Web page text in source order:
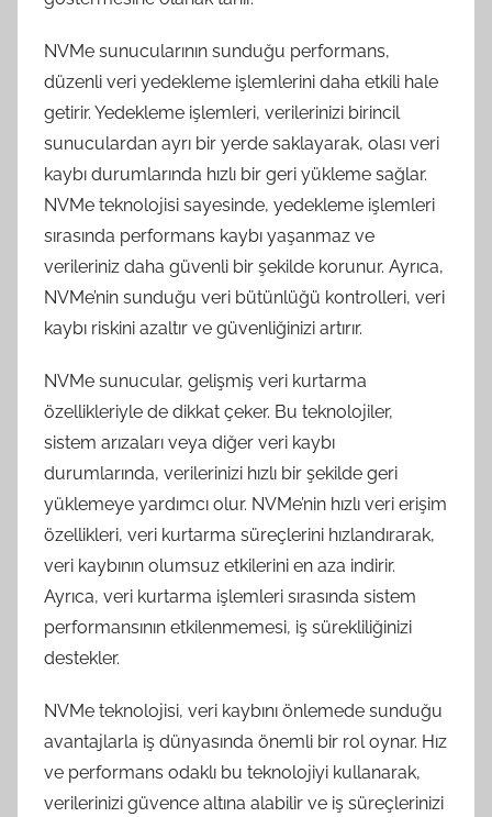
NVMe sunucularının sunduğu performans,
düzenli veri yedekleme işlemlerini daha etkili hale
getirir. Yedekleme işlemleri, verilerinizi birincil
sunuculardan ayrı bir yerde saklayarak, olası veri
kaybı durumlarında hızlı bir geri yükleme sağlar.
NVMe teknolojisi sayesinde, yedekleme işlemleri
sırasında performans kaybı yaşanmaz ve
verileriniz daha güvenli bir şekilde korunur. Ayrıca,
NVMe’nin sunduğu veri bütünlüğü kontrolleri, veri
kaybı riskini azaltır ve güvenliğinizi artırır.
NVMe sunucular, gelişmiş veri kurtarma
özellikleriyle de dikkat çeker. Bu teknolojiler,
sistem arızaları veya diğer veri kaybı
durumlarında, verilerinizi hızlı bir şekilde geri
yüklemeye yardımcı olur. NVMe’nin hızlı veri erişim
özellikleri, veri kurtarma süreçlerini hızlandırarak,
veri kaybının olumsuz etkilerini en aza indirir.
Ayrıca, veri kurtarma işlemleri sırasında sistem
performansının etkilenmemesi, iş sürekliliğinizi
destekler.
NVMe teknolojisi, veri kaybını önlemede sunduğu
avantajlarla iş dünyasında önemli bir rol oynar. Hız
ve performans odaklı bu teknolojiyi kullanarak,
verilerinizi güvence altına alabilir ve iş süreçlerinizi